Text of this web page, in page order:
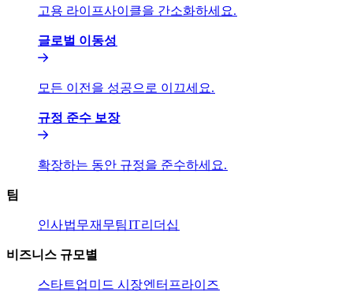
고용 라이프사이클을 간소화하세요.​​
글로벌 이동성​​
모든 이전을 성공으로 이끄세요.​​
규정 준수 보장​​
확장하는 동안 규정을 준수하세요.​​
팀​​
인사​​법무​​재무팀​​IT​​리더십​​
비즈니스 규모별​​
스타트업​​ 미드 시장​​엔터프라이즈​​